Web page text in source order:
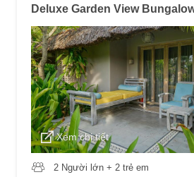
Deluxe Garden View
Xem chi tiết
2 Người lớn + 2 trẻ em